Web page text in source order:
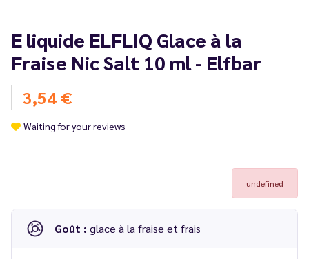
E liquide ELFLIQ Glace à la
Fraise Nic Salt 10 ml - Elfbar
3,54 €
Waiting for your reviews
undefined
Goût : glace à la fraise et frais